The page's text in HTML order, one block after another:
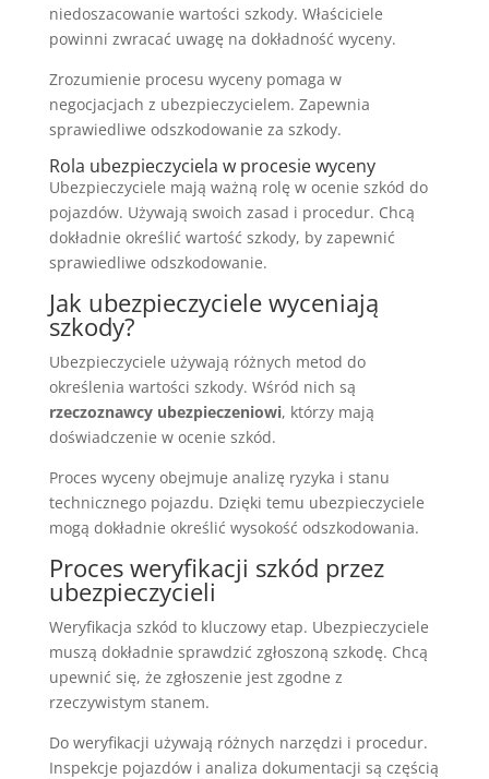
niedoszacowanie wartości szkody. Właściciele
powinni zwracać uwagę na dokładność wyceny.
Zrozumienie procesu wyceny pomaga w
negocjacjach z ubezpieczycielem. Zapewnia
sprawiedliwe odszkodowanie za szkody.
Rola ubezpieczyciela w procesie wyceny
Ubezpieczyciele mają ważną rolę w ocenie szkód do
pojazdów. Używają swoich zasad i procedur. Chcą
dokładnie określić wartość szkody, by zapewnić
sprawiedliwe odszkodowanie.
Jak ubezpieczyciele wyceniają
szkody?
Ubezpieczyciele używają różnych metod do
określenia wartości szkody. Wśród nich są
rzeczoznawcy ubezpieczeniowi, którzy mają
doświadczenie w ocenie szkód.
Proces wyceny obejmuje analizę ryzyka i stanu
technicznego pojazdu. Dzięki temu ubezpieczyciele
mogą dokładnie określić wysokość odszkodowania.
Proces weryfikacji szkód przez
ubezpieczycieli
Weryfikacja szkód to kluczowy etap. Ubezpieczyciele
muszą dokładnie sprawdzić zgłoszoną szkodę. Chcą
upewnić się, że zgłoszenie jest zgodne z
rzeczywistym stanem.
Do weryfikacji używają różnych narzędzi i procedur.
Inspekcje pojazdów i analiza dokumentacji są częścią